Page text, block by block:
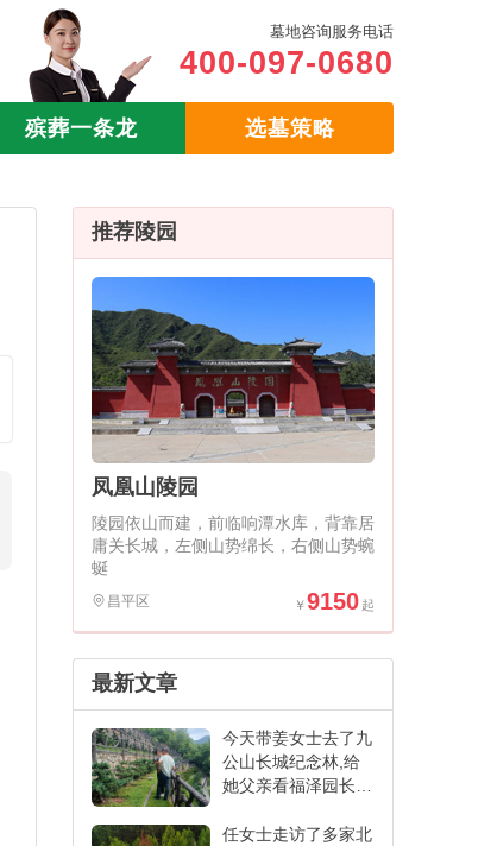
墓地咨询服务电话
400-097-0680
殡葬一条龙 选墓策略
推荐陵园
凤凰山陵园
陵园依山而建，前临响潭水库，背靠居
庸关长城，左侧山势绵长，右侧山势蜿
蜒
昌平区 9150
最新文章
今天带姜女士去了九
公山长城纪念林,给
她父亲看福泽园长青
任女士走访了多家北